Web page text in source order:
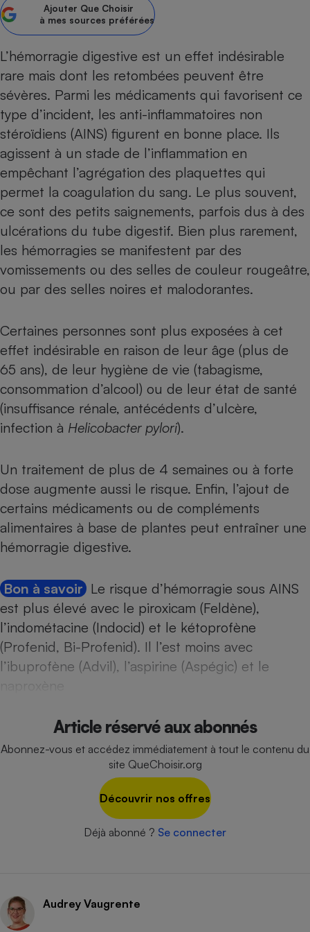
Ajouter Que Choisir
à mes sources préférées
L’hémorragie digestive est un effet indésirable
rare mais dont les retombées peuvent être
sévères. Parmi les médicaments qui favorisent ce
type d’incident, les anti-inflammatoires non
stéroïdiens (AINS) figurent en bonne place. Ils
agissent à un stade de l’inflammation en
empêchant l’agrégation des plaquettes qui
permet la coagulation du sang. Le plus souvent,
ce sont des petits saignements, parfois dus à des
ulcérations du tube digestif. Bien plus rarement,
les hémorragies se manifestent par des
vomissements ou des selles de couleur rougeâtre,
ou par des selles noires et malodorantes.
Certaines personnes sont plus exposées à cet
effet indésirable en raison de leur âge (plus de
65 ans), de leur hygiène de vie (tabagisme,
consommation d’alcool) ou de leur état de santé
(insuffisance rénale, antécédents d’ulcère,
infection à Helicobacter pylori).
Un traitement de plus de 4 semaines ou à forte
dose augmente aussi le risque. Enfin, l’ajout de
certains médicaments ou de compléments
alimentaires à base de plantes peut entraîner une
hémorragie digestive.
Bon à savoir Le risque d’hémorragie sous AINS
est plus élevé avec le piroxicam (Feldène),
l’indométacine (Indocid) et le kétoprofène
(Profenid, Bi-Profenid). Il l’est moins avec
l’ibuprofène (Advil), l’aspirine (Aspégic) et le
Article réservé aux abonnés
Abonnez-vous et accédez immédiatement à tout le contenu du
site QueChoisir.org
Découvrir nos offres
Déjà abonné ? Se connecter
Audrey Vaugrente
Assurance emprunteur
Lave-linge
Plaque de cuisson à
induction
Climatiseur -
Ventilateur
Cafetière à expressos
Robot ménager
Téléviseur
Smartphone
Antivirus
Matelas
Radiateur électrique
Climatiseur -
Mutuelle
Antimoustique